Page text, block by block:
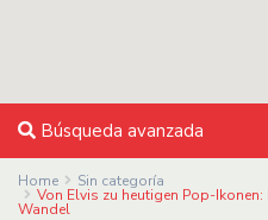
Búsqueda avanzada
Home Sin categoría
Von Elvis zu heutigen Pop-
Wandel